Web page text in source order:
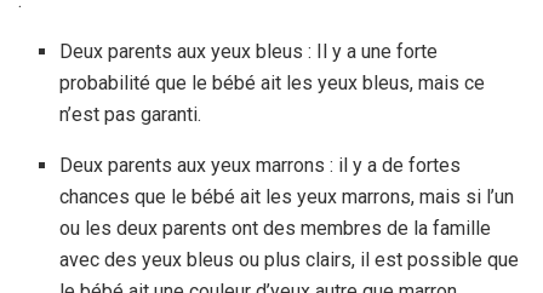
Deux parents aux yeux bleus : Il y a une forte
probabilité que le bébé ait les yeux bleus, mais ce
n’est pas garanti.
Deux parents aux yeux marrons : il y a de fortes
chances que le bébé ait les yeux marrons, mais si l’un
ou les deux parents ont des membres de la famille
avec des yeux bleus ou plus clairs, il est possible que